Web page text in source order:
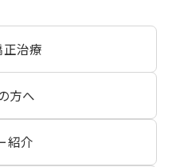
正治療
方へ
紹介